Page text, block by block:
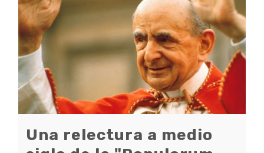
Una relectura a medio